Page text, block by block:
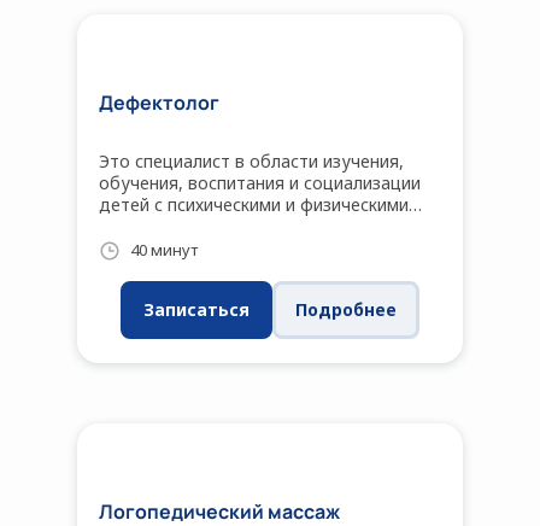
Дефектолог
Это специалист в области изучения,
обучения, воспитания и социализации
детей с психическими и физическими
40 минут
Записаться Подробнее
Логопедический массаж